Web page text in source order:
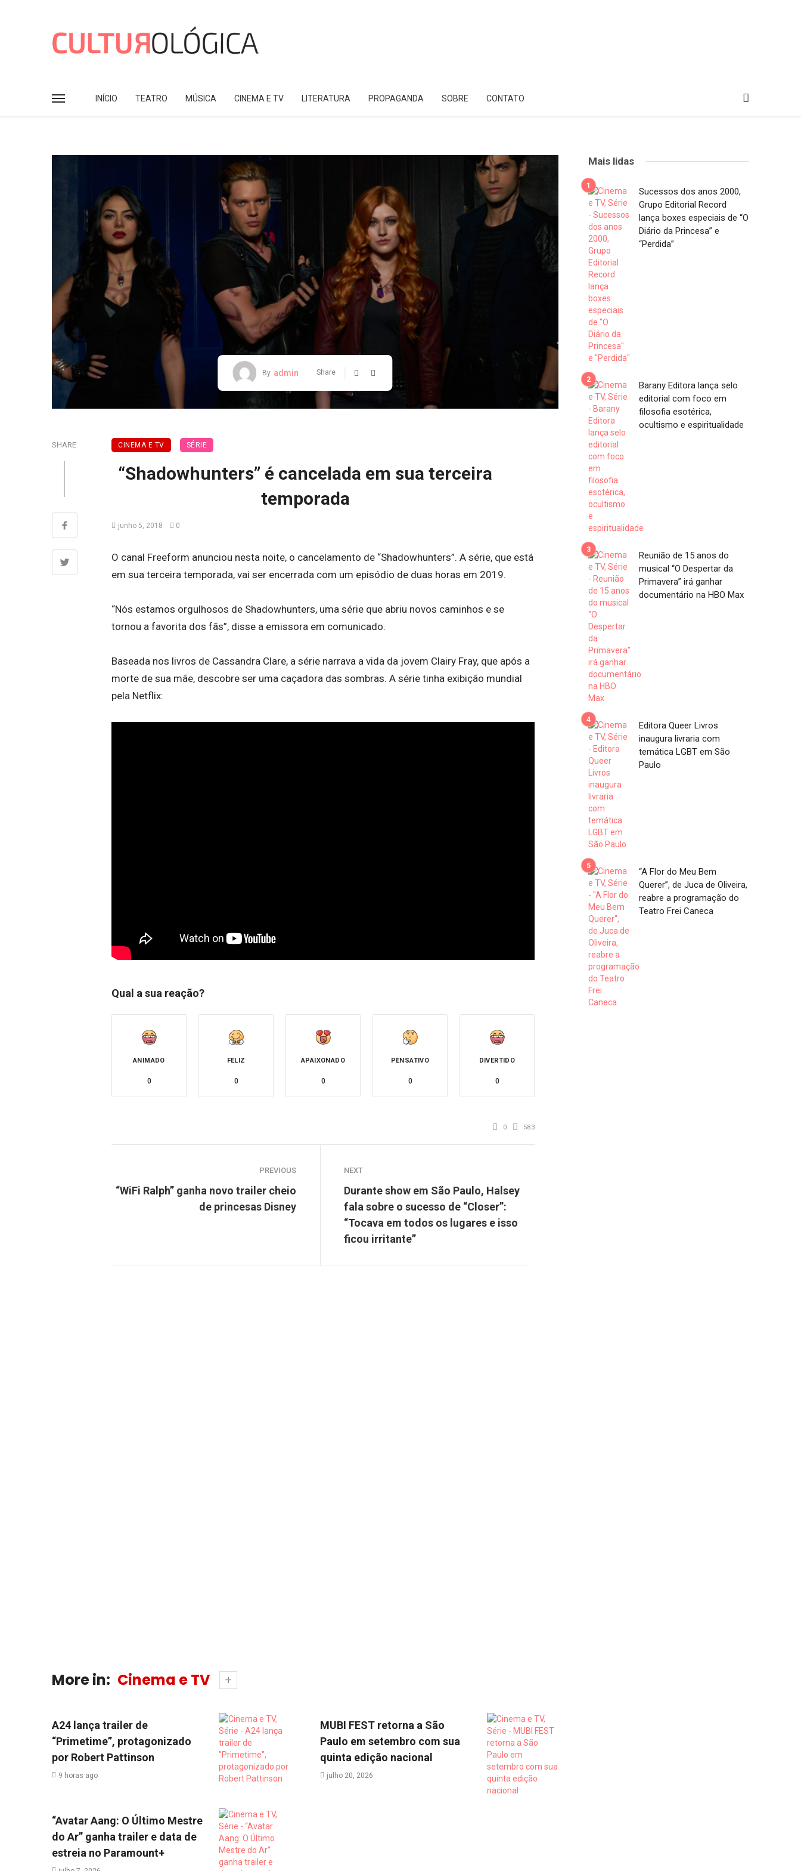
INÍCIO TEATRO MÚSICA CINEMA E TV LITERATURA PROPAGANDA SOBRE CONTATO
By admin Share
SHARE CINEMA E TV SÉRIE
“Shadowhunters” é cancelada em sua terceira
temporada
junho 5, 2018 0
O canal Freeform anunciou nesta noite, o cancelamento de “Shadowhunters”. A série, que está
em sua terceira temporada, vai ser encerrada com um episódio de duas horas em 2019.
“Nós estamos orgulhosos de Shadowhunters, uma série que abriu novos caminhos e se
tornou a favorita dos fãs”, disse a emissora em comunicado.
Baseada nos livros de Cassandra Clare, a série narrava a vida da jovem Clairy Fray, que após a
morte de sua mãe, descobre ser uma caçadora das sombras. A série tinha exibição mundial
pela Netflix:
Qual a sua reação?
ANIMADO
0
FELIZ
0
APAIXONADO
0
PENSATIVO
0
DIVERTIDO
0
0 583
PREVIOUS
“WiFi Ralph” ganha novo trailer cheio
de princesas Disney
NEXT
Durante show em São Paulo, Halsey
fala sobre o sucesso de “Closer”:
“Tocava em todos os lugares e isso
ficou irritante”
More in: Cinema e TV
A24 lança trailer de
“Primetime”, protagonizado
por Robert Pattinson
9 horas ago
MUBI FEST retorna a São
Paulo em setembro com sua
quinta edição nacional
julho 20, 2026
“Avatar Aang: O Último Mestre
do Ar” ganha trailer e data de
estreia no Paramount+
Mais lidas
Sucessos dos anos 2000,
Grupo Editorial Record
lança boxes especiais de “O
Diário da Princesa” e
“Perdida”
Barany Editora lança selo
editorial com foco em
filosofia esotérica,
ocultismo e espiritualidade
Reunião de 15 anos do
musical “O Despertar da
Primavera” irá ganhar
documentário na HBO Max
Editora Queer Livros
inaugura livraria com
temática LGBT em São
Paulo
“A Flor do Meu Bem
Querer”, de Juca de Oliveira,
reabre a programação do
Teatro Frei Caneca